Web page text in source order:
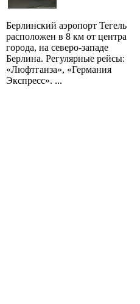
Берлинский аэропорт Тегель
расположен в 8 км от центра
города, на северо-западе
Берлина. Регулярные рейсы:
«Люфтганза», «Германия
Экспресс». ...